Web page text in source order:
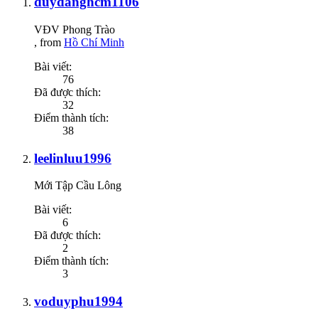
VĐV Phong Trào
, from Hồ Chí Minh
Bài viết:
76
Đã được thích:
32
Điểm thành tích:
38
leelinluu1996
Mới Tập Cầu Lông
Bài viết:
6
Đã được thích:
2
Điểm thành tích:
3
voduyphu1994